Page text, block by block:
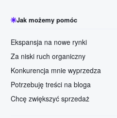
Jak możemy pomóc
Ekspansja na nowe rynki
Za niski ruch organiczny
Konkurencja mnie wyprzedza
Potrzebuję treści na bloga
Chcę zwiększyć sprzedaż